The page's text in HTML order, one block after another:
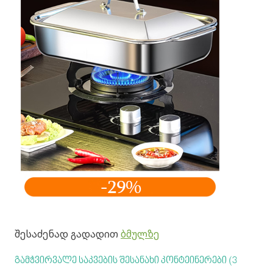
შესაძენად გადადით ბმულზე
გამჭვირვალე საკვების შესანახი კონტეინერები (3